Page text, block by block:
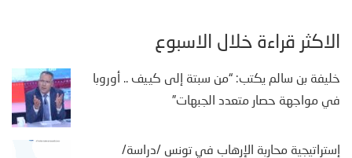
الأكثر قراءة خلال الأسبوع
خليفة بن سالم يكتب: “من سبتة إلى كييف .. أوروبا
في مواجهة حصار متعدد الجبهات”
إستراتيجية محاربة الإرهاب في تونس /دراسة/